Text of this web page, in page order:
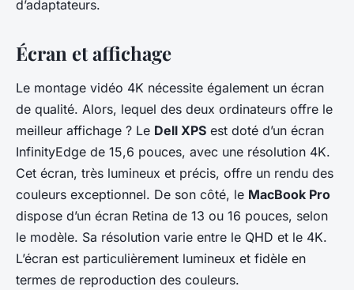
d’adaptateurs.
Écran et affichage
Le montage vidéo 4K nécessite également un écran
de qualité. Alors, lequel des deux ordinateurs offre le
meilleur affichage ? Le Dell XPS est doté d’un écran
InfinityEdge de 15,6 pouces, avec une résolution 4K.
Cet écran, très lumineux et précis, offre un rendu des
couleurs exceptionnel. De son côté, le MacBook Pro
dispose d’un écran Retina de 13 ou 16 pouces, selon
le modèle. Sa résolution varie entre le QHD et le 4K.
L’écran est particulièrement lumineux et fidèle en
termes de reproduction des couleurs.